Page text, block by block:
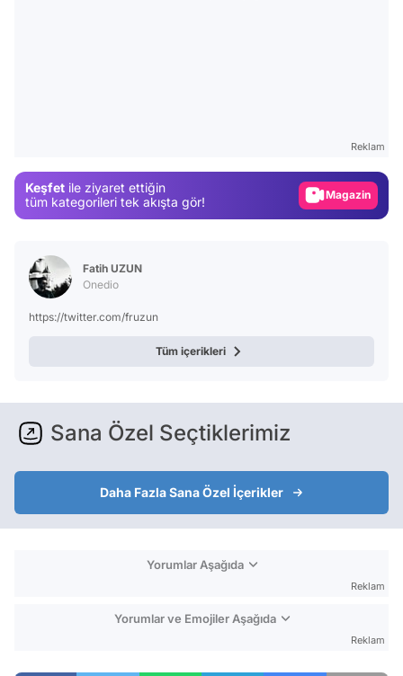
Reklam
Keşfet ile ziyaret ettiğin
tüm kategorileri tek akışta gör!
Gündem
Magazin
Video
Fatih UZUN
Onedio
https://twitter.com/fruzun
Tüm içerikleri
Sana Özel Seçtiklerimiz
Daha Fazla Sana Özel İçerikler
Yorumlar Aşağıda
Reklam
Yorumlar ve Emojiler Aşağıda
Reklam